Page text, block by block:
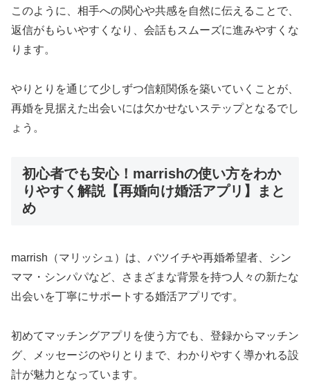
このように、相手への関心や共感を自然に伝えることで、
返信がもらいやすくなり、会話もスムーズに進みやすくな
ります。
やりとりを通じて少しずつ信頼関係を築いていくことが、
再婚を見据えた出会いには欠かせないステップとなるでし
ょう。
初心者でも安心！marrishの使い方をわか
りやすく解説【再婚向け婚活アプリ】まと
め
marrish（マリッシュ）は、バツイチや再婚希望者、シン
ママ・シンパパなど、さまざまな背景を持つ人々の新たな
出会いを丁寧にサポートする婚活アプリです。
初めてマッチングアプリを使う方でも、登録からマッチン
グ、メッセージのやりとりまで、わかりやすく導かれる設
計が魅力となっています。